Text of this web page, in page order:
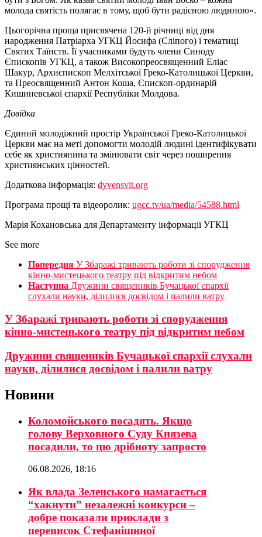
молода святість полягає в тому, щоб бути радісною людиною».
Цьогорічна проща присвячена 120-й річниці від дня
народження Патріарха УГКЦ Йосифа (Сліпого) і тематиці
Святих Таїнств. Її учасниками будуть члени Синоду
Єпископів УГКЦ, а також Високопреосвященний Еліас
Шакур, Архиєпископ Мелхітської Греко-Католицької Церкви,
та Преосвященний Антон Коша, Єпископ-ординарій
Кишиневської єпархії Республіки Молдова.
Довідка
Єдиний молодіжний простір Української Греко-Католицької
Церкви має на меті допомогти молодій людині ідентифікувати
себе як християнина та змінювати світ через поширення
християнських цінностей.
Додаткова інформація: dyvensvit.org
Програма прощі та відеоролик: ugcc.tv/ua/media/54588.html
Марія Кохановська для Департаменту інформації УГКЦ
See more
Попередня У Збаражі тривають роботи зі спорудження
кінно-мистецького театру під відкритим небом
Наступна Дружини священиків Бучацької єпархії
слухали науки, ділилися досвідом і палили ватру
У Збаражі тривають роботи зі спорудження
кінно-мистецького театру під відкритим небом
Дружини священиків Бучацької єпархії слухали
науки, ділилися досвідом і палили ватру
Новини
Коломойського посадять. Якщо
голову Верховного Суду Князева
посадили, то цю дрібноту запросто
06.08.2026, 18:16
Як влада Зеленського намагається
“хакнути” незалежні конкурси –
добре показали приклади з
переписок Стефанішиної